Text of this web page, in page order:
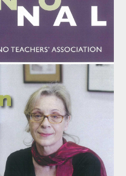
doživljaja vrlo je
okolnosti nastanka pojedinih
umijećem i muzikalnošću,
Chopina, Dore
čuli smo četiri
, op. 17 Dore Pejačević i
skladbu od triju
a koja je praizvedena tek
Praizvela ju je tada upravo
duševnim gibanjima i
Ida Gamulin publici je
što je svima bilo blisko i
pridržano je samo
ubraja već odavno.